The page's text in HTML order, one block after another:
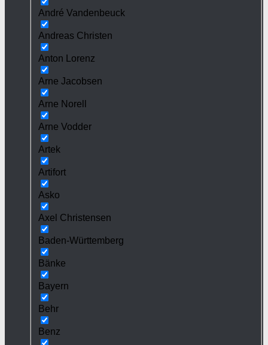
André Vandenbeuck
Andreas Christen
Anton Lorenz
Arne Jacobsen
Arne Norell
Arne Vodder
Artek
Artifort
Asko
Axel Christensen
Baden-Württemberg
Bänke
Bayern
Behr
Benz